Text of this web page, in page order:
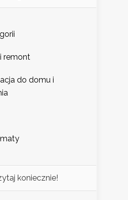
remont
do domu i
koniecznie!